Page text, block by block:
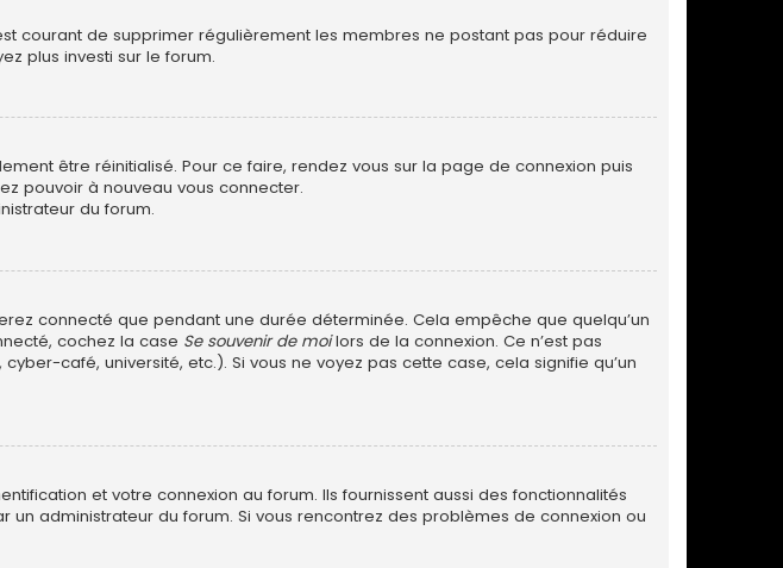
courant de supprimer régulièrement les membres ne postant pas pour réduire
plus investi sur le forum.
être réinitialisé. Pour ce faire, rendez vous sur la page de connexion puis
pouvoir à nouveau vous connecter.
du forum.
connecté que pendant une durée déterminée. Cela empêche que quelqu’un
cochez la case Se souvenir de moilors de la connexion. Ce n’est pas
café, université, etc.). Si vous ne voyez pas cette case, cela signifie qu’un
et votre connexion au forum. Ils fournissent aussi des fonctionnalités
administrateur du forum. Si vous rencontrez des problèmes de connexion ou